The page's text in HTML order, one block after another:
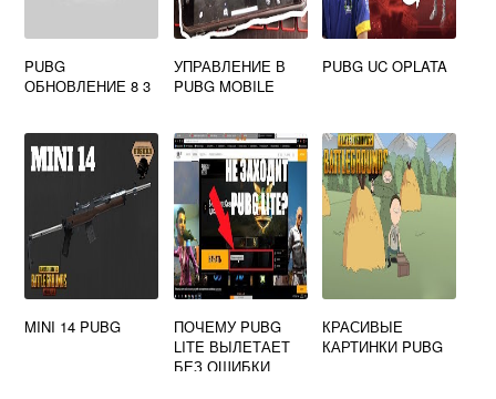
PUBG
ОБНОВЛЕНИЕ 8 3
УПРАВЛЕНИЕ В
PUBG MOBILE
PUBG UC OPLATA
MINI 14 PUBG
ПОЧЕМУ PUBG
LITE ВЫЛЕТАЕТ
БЕЗ ОШИБКИ
КРАСИВЫЕ
КАРТИНКИ PUBG